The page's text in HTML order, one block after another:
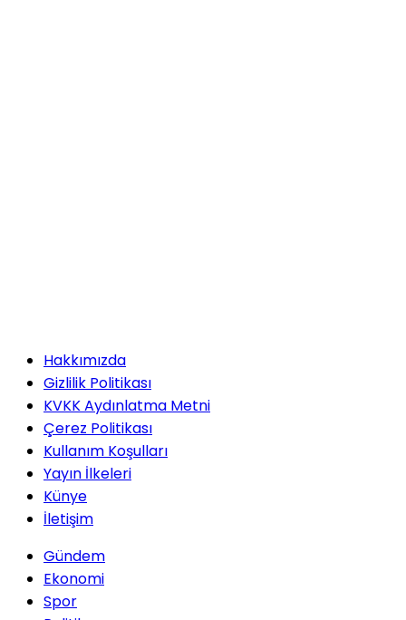
Hakkımızda
Gizlilik Politikası
KVKK Aydınlatma Metni
Çerez Politikası
Kullanım Koşulları
Yayın İlkeleri
Künye
İletişim
Gündem
Ekonomi
Spor